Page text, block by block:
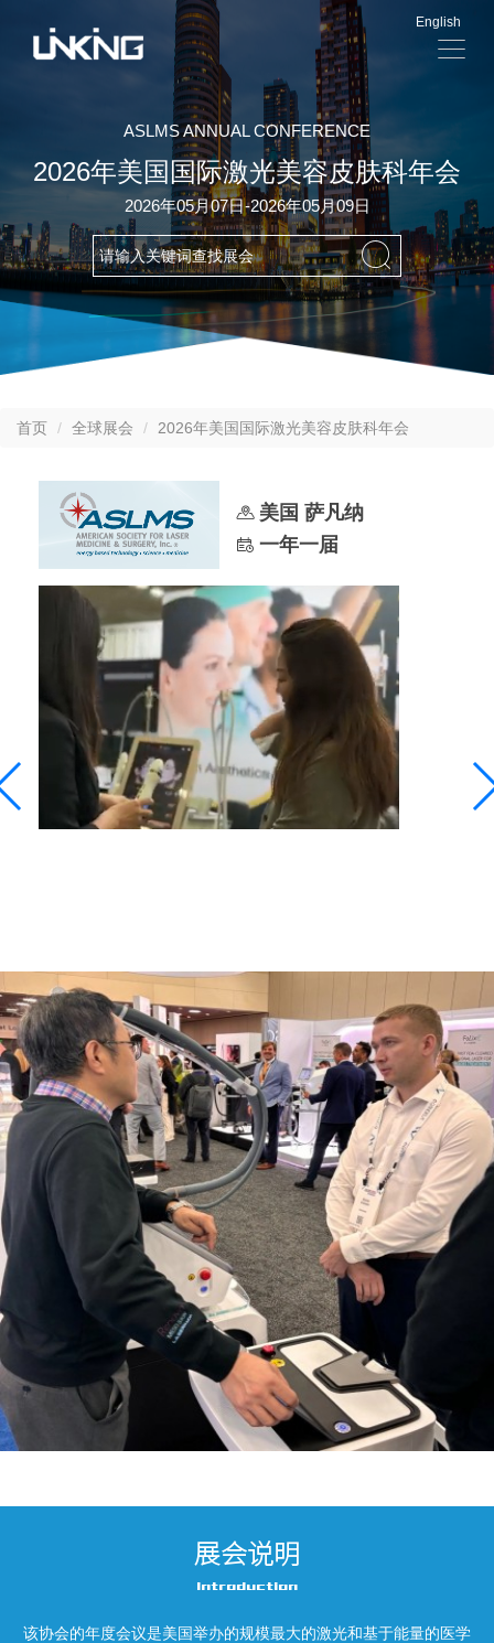
English
显
ASLMS ANNUAL CONFERENCE
2026年美国国际激光美容皮肤科年会
2026年05月07日-2026年05月09日
首页 全球展会 2026年美国国际激光美容皮肤科年会
美国 萨凡纳
一年一届
展会说明
Introduction
该协会的年度会议是美国举办的规模最大的激光和基于能量的医学